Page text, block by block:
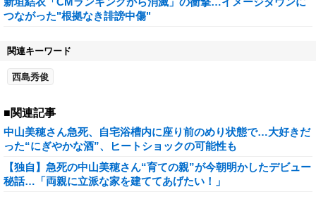
つながった"根拠なき誹謗中傷"
関連キーワード
西島秀俊
■関連記事
中山美穂さん急死、自宅浴槽内に座り前のめり状態で…大好きだ
った“にぎやかな酒”、ヒートショックの可能性も
【独自】急死の中山美穂さん“育ての親”が今朝明かしたデビュー
秘話…「両親に立派な家を建ててあげたい！」